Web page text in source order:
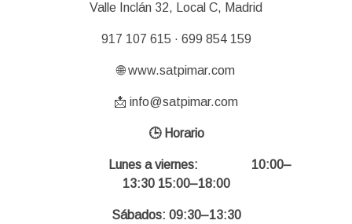
Valle Inclán 32, Local C, Madrid
917 107 615 · 699 854 159
🌐 www.satpimar.com
📩 info@satpimar.com
🕒 Horario
Lunes a viernes:
10:00–
13:30 15:00–18:00
Sábados: 09:30–13:30